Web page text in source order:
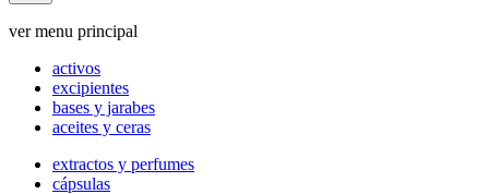
ver menu principal
activos
excipientes
bases y jarabes
aceites y ceras
extractos y perfumes
cápsulas